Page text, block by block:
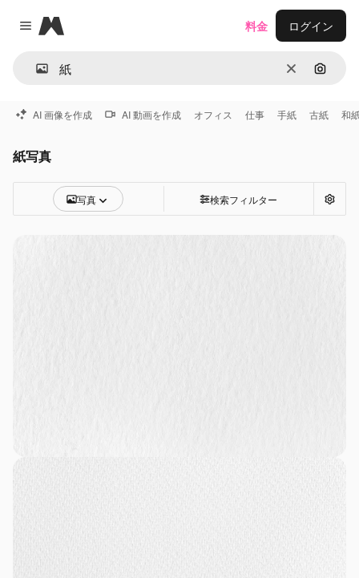
Close menu
Magnific
消去 画像で
料金 ログイン
AI 画像を作成 AI 動画を作成 オフィス 仕事 手紙 古紙 和
紙写真
写真 検索フィルター